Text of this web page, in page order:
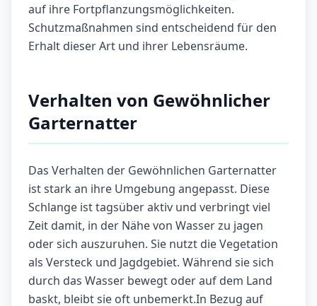
auf ihre Fortpflanzungsmöglichkeiten.
Schutzmaßnahmen sind entscheidend für den
Erhalt dieser Art und ihrer Lebensräume.
Verhalten von Gewöhnlicher
Garternatter
Das Verhalten der Gewöhnlichen Garternatter
ist stark an ihre Umgebung angepasst. Diese
Schlange ist tagsüber aktiv und verbringt viel
Zeit damit, in der Nähe von Wasser zu jagen
oder sich auszuruhen. Sie nutzt die Vegetation
als Versteck und Jagdgebiet. Während sie sich
durch das Wasser bewegt oder auf dem Land
baskt, bleibt sie oft unbemerkt.In Bezug auf